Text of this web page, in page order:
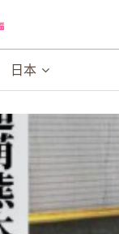
日本